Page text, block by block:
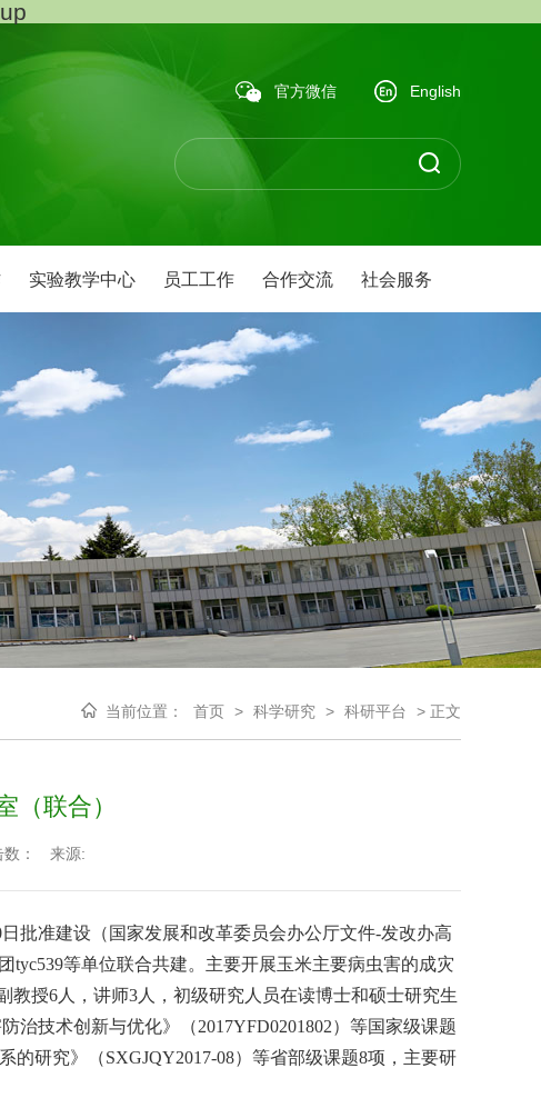
官方微信 English
实验教学中心 员工工作 合作交流 社会服务
当前位置： 首页 > 科学研究 > 科研平台 > 正文
（联合）
： 来源:
批准建设（国家发展和改革委员会办公厅文件-发改办高
tyc539等单位联合共建。主要开展玉米主要病虫害的成灾
授6人，讲师3人，初级研究人员在读博士和硕士研究生
治技术创新与优化》（2017YFD0201802）等国家级课题
研究》（SXGJQY2017-08）等省部级课题8项，主要研